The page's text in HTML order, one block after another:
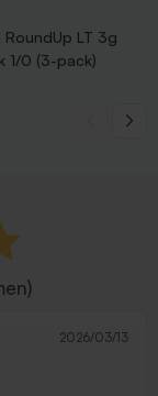
LT 3g
1/0 (3-pack)
2026/03/13